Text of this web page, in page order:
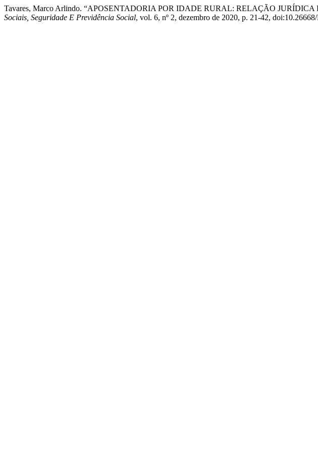
Tavares, Marco Arlindo. “APOSENTADORIA POR IDADE RURAL: RELAÇÃO
Sociais, Seguridade E Previdência Social, vol. 6, nº 2, dezembro de 2020, p. 21-42,